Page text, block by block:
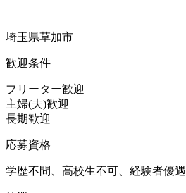
埼玉県草加市
歓迎条件
フリーター歓迎
主婦(夫)歓迎
長期歓迎
応募資格
学歴不問、高校生不可、経験者優遇